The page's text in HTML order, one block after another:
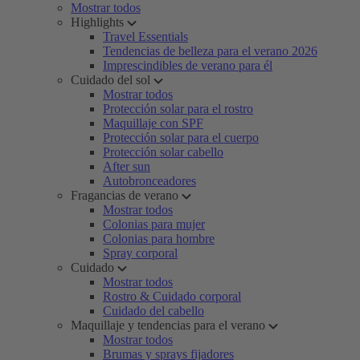
Mostrar todos
Highlights
Travel Essentials
Tendencias de belleza para el verano 2026
Imprescindibles de verano para él
Cuidado del sol
Mostrar todos
Protección solar para el rostro
Maquillaje con SPF
Protección solar para el cuerpo
Protección solar cabello
After sun
Autobronceadores
Fragancias de verano
Mostrar todos
Colonias para mujer
Colonias para hombre
Spray corporal
Cuidado
Mostrar todos
Rostro & Cuidado corporal
Cuidado del cabello
Maquillaje y tendencias para el verano
Mostrar todos
Brumas y sprays fijadores